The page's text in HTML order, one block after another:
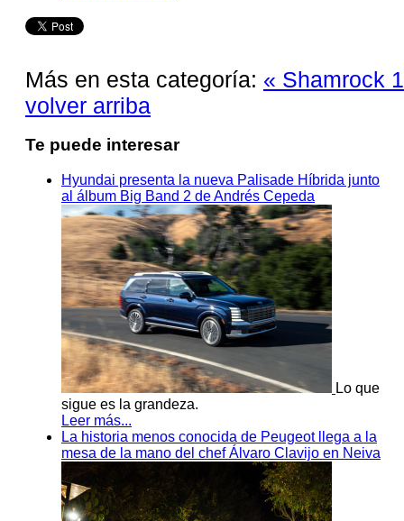
Más en esta categoría: « Shamrock
volver arriba
Te puede interesar
Hyundai presenta la nueva Palisade Híbrida junto
al álbum Big Band 2 de Andrés Cepeda
Lo que
sigue es la grandeza.
Leer más...
La historia menos conocida de Peugeot llega a la
mesa de la mano del chef Álvaro Clavijo en Neiva